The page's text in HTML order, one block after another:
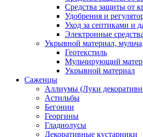
Средства защиты от
Удобрения и
Уход за септиками и
Электронные
Укрывной материал,
Геотекстиль
Мульчирующий
Укрывной материал
Саженцы
Аллиумы (Луки
Астильбы
Бегонии
Георгины
Гладиолусы
Декоративные кустарники